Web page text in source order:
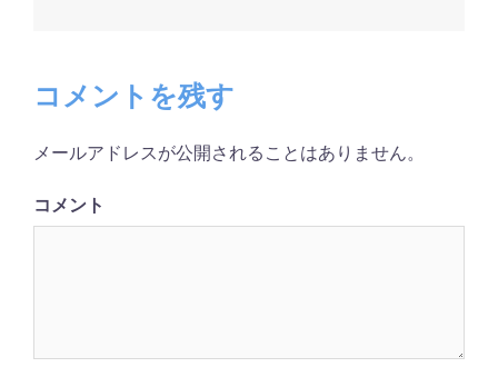
ー
シ
ョ
コメントを残す
メールアドレスが公開されることはありません。
コメント